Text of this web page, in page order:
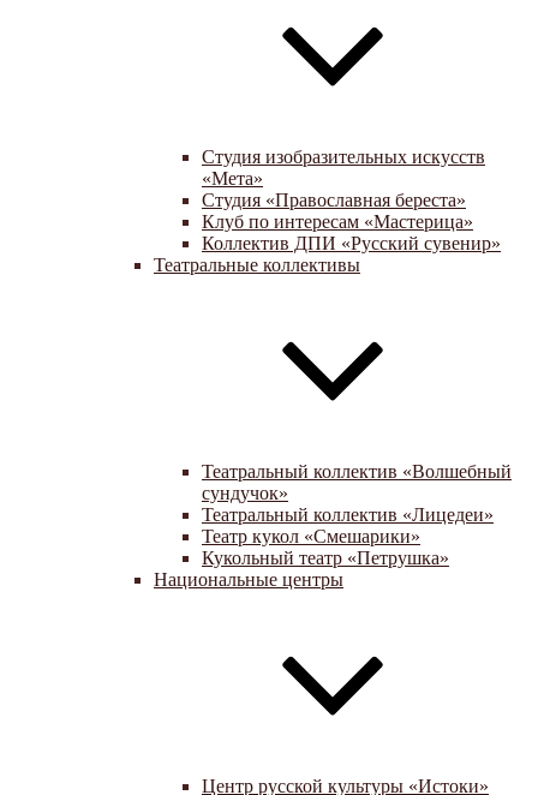
Студия изобразительных искусств
«Мета»
Студия «Православная береста»
Клуб по интересам «Мастерица»
Коллектив ДПИ «Русский сувенир»
Театральные коллективы
Театральный коллектив «Волшебный
сундучок»
Театральный коллектив «Лицедеи»
Театр кукол «Смешарики»
Кукольный театр «Петрушка»
Национальные центры
Центр русской культуры «Истоки»